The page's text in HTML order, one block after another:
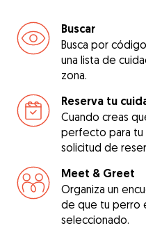
Buscar
Busca por
una lista de
zona.
Reserva tu
Cuando creas
perfecto para tu
solicitud de
Meet & Greet
Organiza un
de que tu perro
seleccionado.